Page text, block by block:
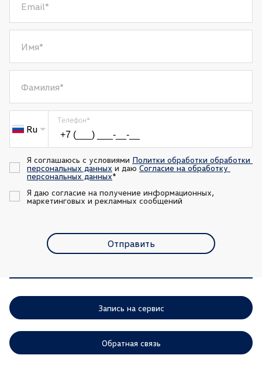
Email*
Имя*
Фамилия*
Ru
Телефон*
Я соглашаюсь с условиями Политки обработки обработки
персональных данных и даю Согласие на обработку
персональных данных*
Я даю согласие на получение информационных,
маркетинговых и рекламных сообщений
Отправить
Запись на сервис
Обратная связь